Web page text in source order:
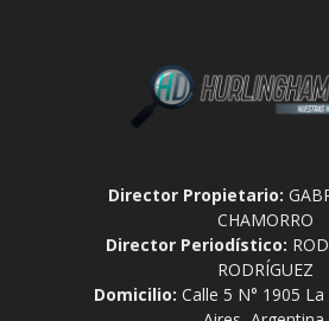
Director Propietario:
CHAMORRO
Director Periodístico:
RODRÍGUEZ
Domicilio: Calle 5 N° 1905